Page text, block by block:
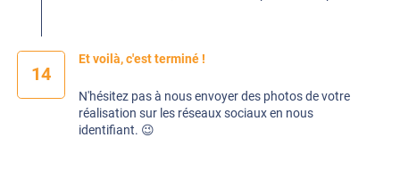
14
Et voilà, c'est terminé !
N'hésitez pas à nous envoyer des photos de votre
réalisation sur les réseaux sociaux en nous
identifiant. 😉